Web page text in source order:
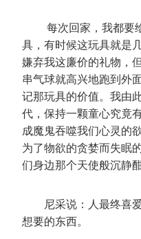
每次回家，我都要
具，有时候这玩具就是
嫌弃我这廉价的礼物，
串气球就高兴地跑到外
记那玩具的价值。我由
代，保持一颗童心究竟
成魔鬼吞噬我们心灵的
为了物欲的贪婪而失眠
们身边那个天使般沉静
尼采说：人最终喜爱
想要的东西。